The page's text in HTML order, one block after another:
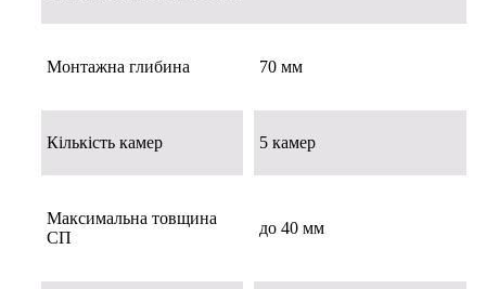
Монтажна глибина 70 мм
Кількість камер 5 камер
Максимальна товщина
СП
до 40 мм